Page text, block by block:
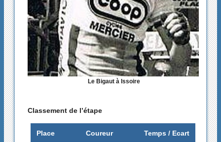
Le Bigaut à Issoire
Classement de l’étape
Place Coureur Temps / Ecart